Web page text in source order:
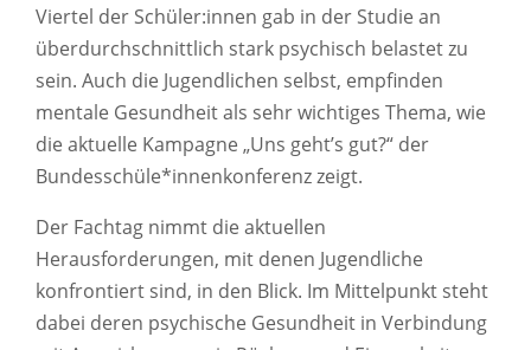
Viertel der Schüler:innen gab in der Studie an
überdurchschnittlich stark psychisch belastet zu
sein. Auch die Jugendlichen selbst, empfinden
mentale Gesundheit als sehr wichtiges Thema, wie
die aktuelle Kampagne „Uns geht’s gut?“ der
Bundesschüle*innenkonferenz zeigt.
Der Fachtag nimmt die aktuellen
Herausforderungen, mit denen Jugendliche
konfrontiert sind, in den Blick. Im Mittelpunkt steht
dabei deren psychische Gesundheit in Verbindung